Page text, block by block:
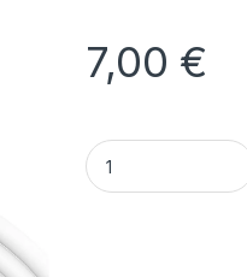
7,00 €
VOLTMA CABLE